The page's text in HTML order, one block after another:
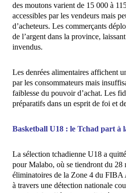
des moutons varient de 15 000 à
accessibles par les vendeurs mais
d’acheteurs. Les commerçants
de l’argent dans la province,
invendus.
Les denrées alimentaires affichent
par les consommateurs mais
faiblesse du pouvoir d’achat. Les
préparatifs dans un esprit de foi et
Basketball U18 : le Tchad part à
La sélection tchadienne U18 a
pour Malabo, où se tiendront du 28
éliminatoires de la Zone 4 du FIBA
à travers une détection nationale